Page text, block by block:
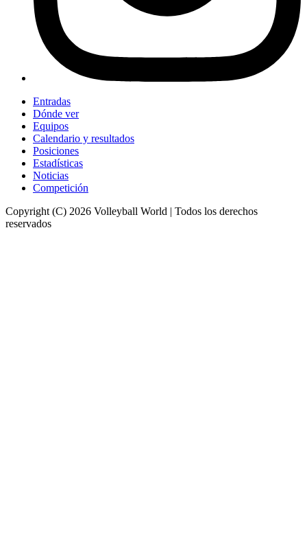
Entradas
Dónde ver
Equipos
Calendario y resultados
Posiciones
Estadísticas
Noticias
Competición
Copyright (C) 2026 Volleyball World | Todos los derechos
reservados